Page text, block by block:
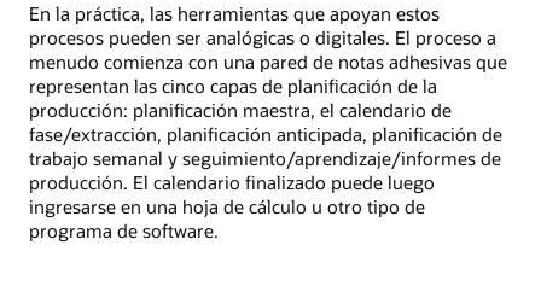
En la práctica, las herramientas que apoyan estos
procesos pueden ser analógicas o digitales. El proceso a
menudo comienza con una pared de notas adhesivas que
representan las cinco capas de planificación de la
producción: planificación maestra, el calendario de
fase/extracción, planificación anticipada, planificación de
trabajo semanal y seguimiento/aprendizaje/informes de
producción. El calendario finalizado puede luego
ingresarse en una hoja de cálculo u otro tipo de
programa de software.